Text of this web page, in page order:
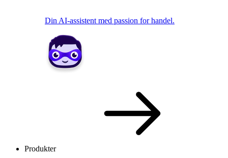
Din AI-assistent med passion for handel.
Produkter